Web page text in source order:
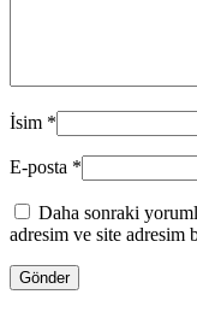
İsim *
E-posta *
Daha sonraki
adresim ve site adresim